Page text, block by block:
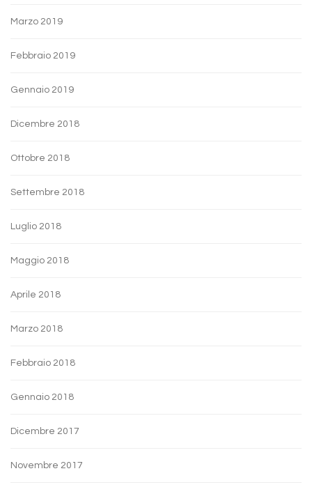
Marzo 2019
Febbraio 2019
Gennaio 2019
Dicembre 2018
Ottobre 2018
Settembre 2018
Luglio 2018
Maggio 2018
Aprile 2018
Marzo 2018
Febbraio 2018
Gennaio 2018
Dicembre 2017
Novembre 2017